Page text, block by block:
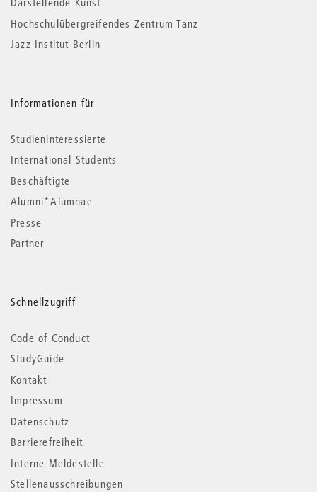
Hochschulübergreifendes Zentrum Tanz
Jazz Institut Berlin
Informationen für
Studieninteressierte
International Students
Beschäftigte
Alumni*Alumnae
Presse
Partner
Schnellzugriff
Code of Conduct
StudyGuide
Kontakt
Impressum
Datenschutz
Barrierefreiheit
Interne Meldestelle
Stellenausschreibungen